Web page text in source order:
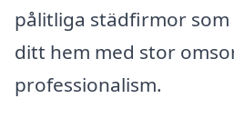
pålitliga städfirmor
ditt hem med stor
professionalism.